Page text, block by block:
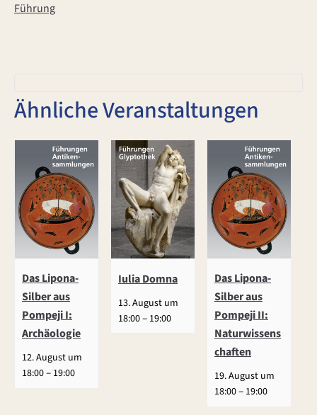
Führung
Ähnliche Veranstaltungen
Das Lipona-
Silber aus
Pompeji I:
Archäologie
12. August um
18:00– 19:00
Iulia Domna
13. August um
18:00– 19:00
Das Lipona-
Silber aus
Pompeji II:
Naturwissens
chaften
19. August um
18:00– 19:00